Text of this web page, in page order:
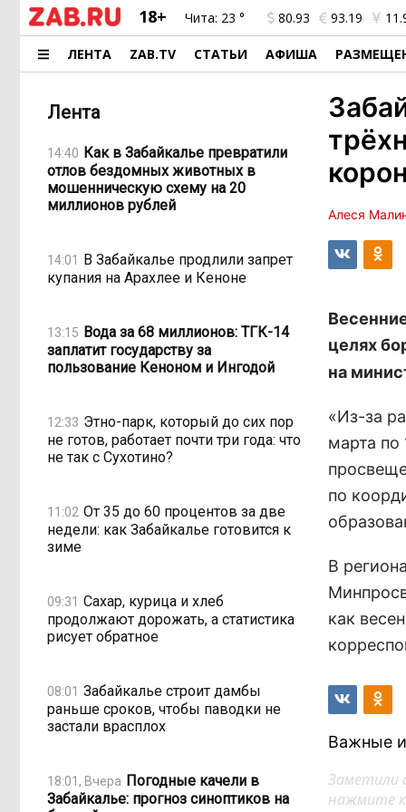
18+ Чита: 23 ° 80.93 93.19
ЛЕНТА ZAB.TV СТАТЬИ АФИША
Лента
14:40 Как в Забайкалье превратили
отлов бездомных животных в
мошенническую схему на 20
миллионов рублей
14:01 В Забайкалье продлили запрет
купания на Арахлее и Кеноне
13:15 Вода за 68 миллионов: ТГК-14
заплатит государству за
пользование Кеноном и Ингодой
12:33 Этно-парк, который до сих пор
не готов, работает почти три года: что
не так с Сухотино?
11:02 От 35 до 60 процентов за две
недели: как Забайкалье готовится к
зиме
09:31 Сахар, курица и хлеб
продолжают дорожать, а статистика
рисует обратное
08:01 Забайкалье строит дамбы
раньше сроков, чтобы паводки не
застали врасплох
18:01, Вчера Погодные качели в
Забайкалье: прогноз синоптиков на
Алеся
целях
на
«Из-за
марта по
по
В
как
Важные
Заметили
нажмите